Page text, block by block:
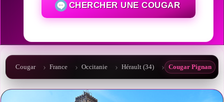
CHERCHER UNE COUGAR
Cougar France Occitanie Hérault (34) Cougar Pignan